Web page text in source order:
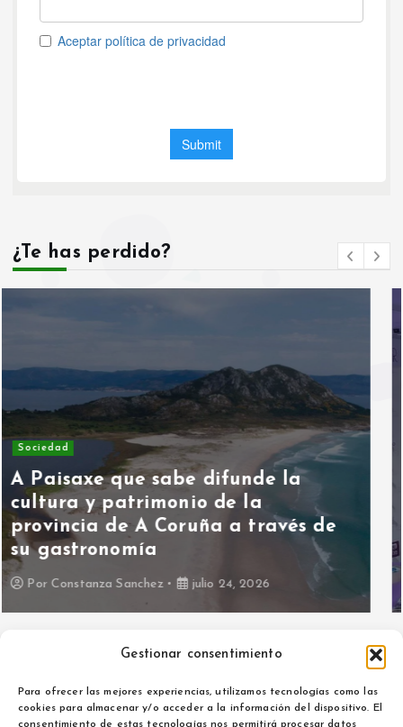
Gestionar consentimiento
Para ofrecer las mejores experiencias, utilizamos tecnologías como las
cookies para almacenar y/o acceder a la información del dispositivo. El
consentimiento de estas tecnologías nos permitirá procesar datos
¿Te has perdido?
Asociaciones
Hoy hablamos con Asociación
ALMA contra la Violencia de
Género
PorMaria Izquierdo julio 15, 2026